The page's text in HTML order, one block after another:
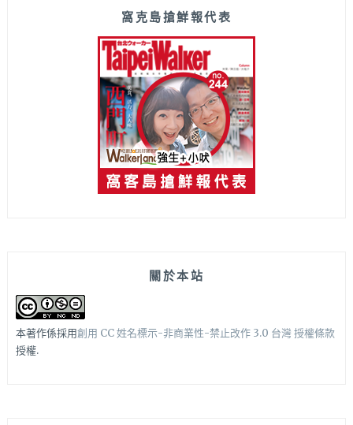
窩克島搶鮮報代表
關於本站
本著作係採用創用 CC 姓名標示-非商業性-禁止改作 3.0 台灣 授權條款
授權.